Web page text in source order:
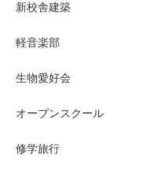
新校舎建築
軽音楽部
生物愛好会
オープンスクール
修学旅行